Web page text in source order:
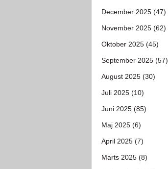
December 2025 (47)
November 2025 (62)
Oktober 2025 (45)
September 2025 (57)
August 2025 (30)
Juli 2025 (10)
Juni 2025 (85)
Maj 2025 (6)
April 2025 (7)
Marts 2025 (8)